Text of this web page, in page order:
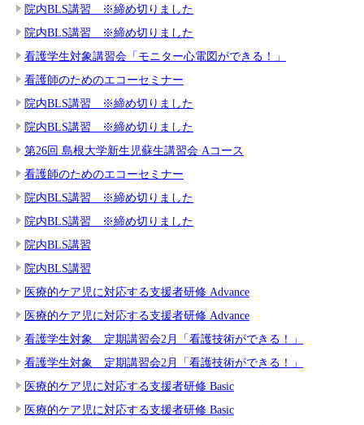
院内BLS講習 ※締め切りました
院内BLS講習 ※締め切りました
看護学生対象講習会「モニター心電図ができる！」
看護師のためのエコーセミナー
院内BLS講習 ※締め切りました
院内BLS講習 ※締め切りました
第26回 島根大学新生児蘇生講習会 Aコース
看護師のためのエコーセミナー
院内BLS講習 ※締め切りました
院内BLS講習 ※締め切りました
院内BLS講習
院内BLS講習
医療的ケア児に対応する支援者研修 Advance
医療的ケア児に対応する支援者研修 Advance
看護学生対象 定期講習会2月「看護技術ができる！」
看護学生対象 定期講習会2月「看護技術ができる！」
医療的ケア児に対応する支援者研修 Basic
医療的ケア児に対応する支援者研修 Basic